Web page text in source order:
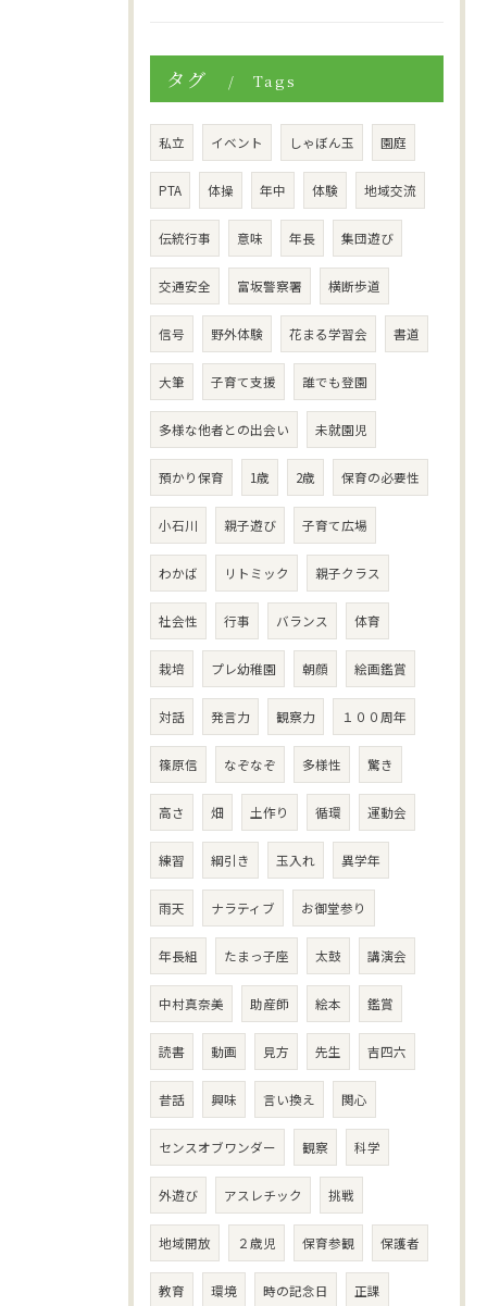
タグ Tags
私立 イベント しゃぼん玉 園庭
PTA 体操 年中 体験 地域交流
伝統行事 意味 年長 集団遊び
交通安全 富坂警察署 横断歩道
信号 野外体験 花まる学習会 書道
大筆 子育て支援 誰でも登園
多様な他者との出会い 未就園児
預かり保育 1歳 2歳 保育の必要性
小石川 親子遊び 子育て広場
わかば リトミック 親子クラス
社会性 行事 バランス 体育
栽培 プレ幼稚園 朝顔 絵画鑑賞
対話 発言力 観察力 １００周年
篠原信 なぞなぞ 多様性 驚き
高さ 畑 土作り 循環 運動会
練習 綱引き 玉入れ 異学年
雨天 ナラティブ お御堂参り
年長組 たまっ子座 太鼓 講演会
中村真奈美 助産師 絵本 鑑賞
読書 動画 見方 先生 吉四六
昔話 興味 言い換え 関心
センスオブワンダー 観察 科学
外遊び アスレチック 挑戦
地域開放 ２歳児 保育参観 保護者
教育 環境 時の記念日 正課